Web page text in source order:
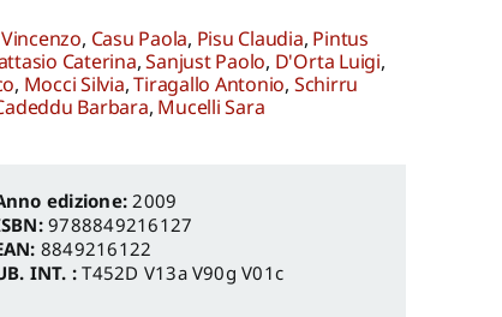
, Casu Paola, Pisu Claudia, Pintus
Caterina,Sanjust Paolo, D'Orta Luigi,
, Mocci Silvia,Tiragallo Antonio, Schirru
Barbara, Mucelli Sara
edizione: 2009
9788849216127
8849216122
INT. :T452D V13a V90g V01c